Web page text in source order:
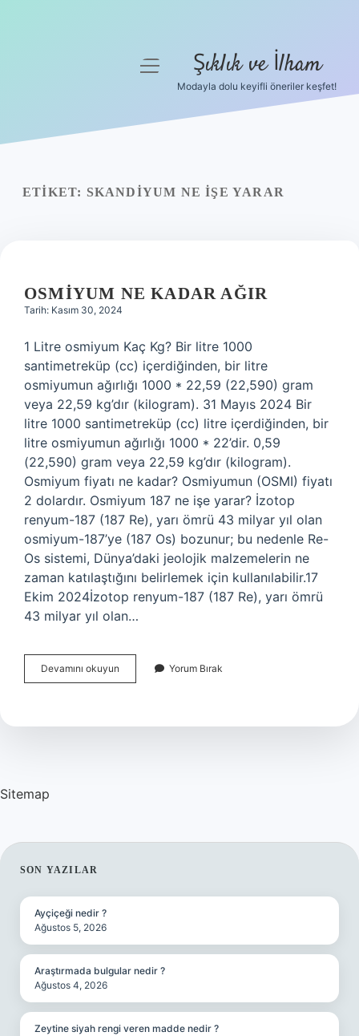
Yasal Uyarı
menüyü
Şıklık ve İlham
Modayla dolu keyifli öneriler keşfet!
ETIKET: SKANDIYUM NE IŞE YARAR
OSMIYUM NE KADAR AĞIR
Tarih: Kasım 30, 2024
1 Litre osmiyum Kaç Kg? Bir litre 1000
santimetreküp (cc) içerdiğinden, bir litre
osmiyumun ağırlığı 1000 * 22,59 (22,590) gram
veya 22,59 kg’dır (kilogram). 31 Mayıs 2024 Bir
litre 1000 santimetreküp (cc) litre içerdiğinden, bir
litre osmiyumun ağırlığı 1000 * 22’dir. 0,59
(22,590) gram veya 22,59 kg’dır (kilogram).
Osmiyum fiyatı ne kadar? Osmiyumun (OSMI) fiyatı
2 dolardır. Osmiyum 187 ne işe yarar? İzotop
renyum-187 (187 Re), yarı ömrü 43 milyar yıl olan
osmiyum-187’ye (187 Os) bozunur; bu nedenle Re-
Os sistemi, Dünya’daki jeolojik malzemelerin ne
zaman katılaştığını belirlemek için kullanılabilir.17
Ekim 2024İzotop renyum-187 (187 Re), yarı ömrü
43 milyar yıl olan…
Devamını okuyun Osmiyum
Ne
Yorum Bırak
Sitemap
SIDEBAR
SON YAZILAR
Ayçiçeği nedir ?
Ağustos 5, 2026
Araştırmada bulgular nedir ?
Ağustos 4, 2026
Zeytine siyah rengi veren madde nedir ?